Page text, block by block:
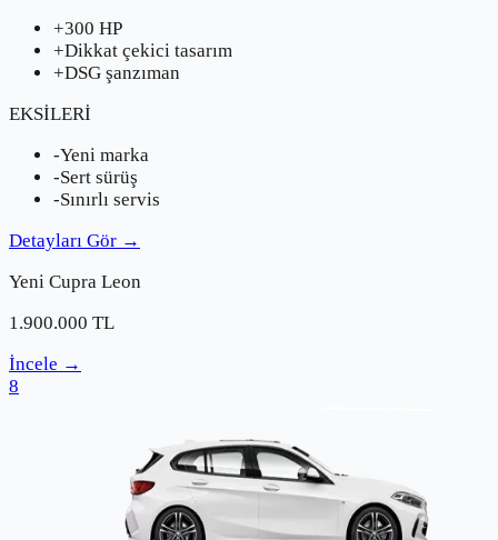
+300 HP
+Dikkat çekici tasarım
+DSG şanzıman
EKSİLERİ
-Yeni marka
-Sert sürüş
-Sınırlı servis
Detayları Gör →
Yeni Cupra Leon
1.900.000 TL
İncele →
8